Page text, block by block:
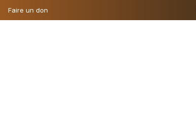
Faire un don